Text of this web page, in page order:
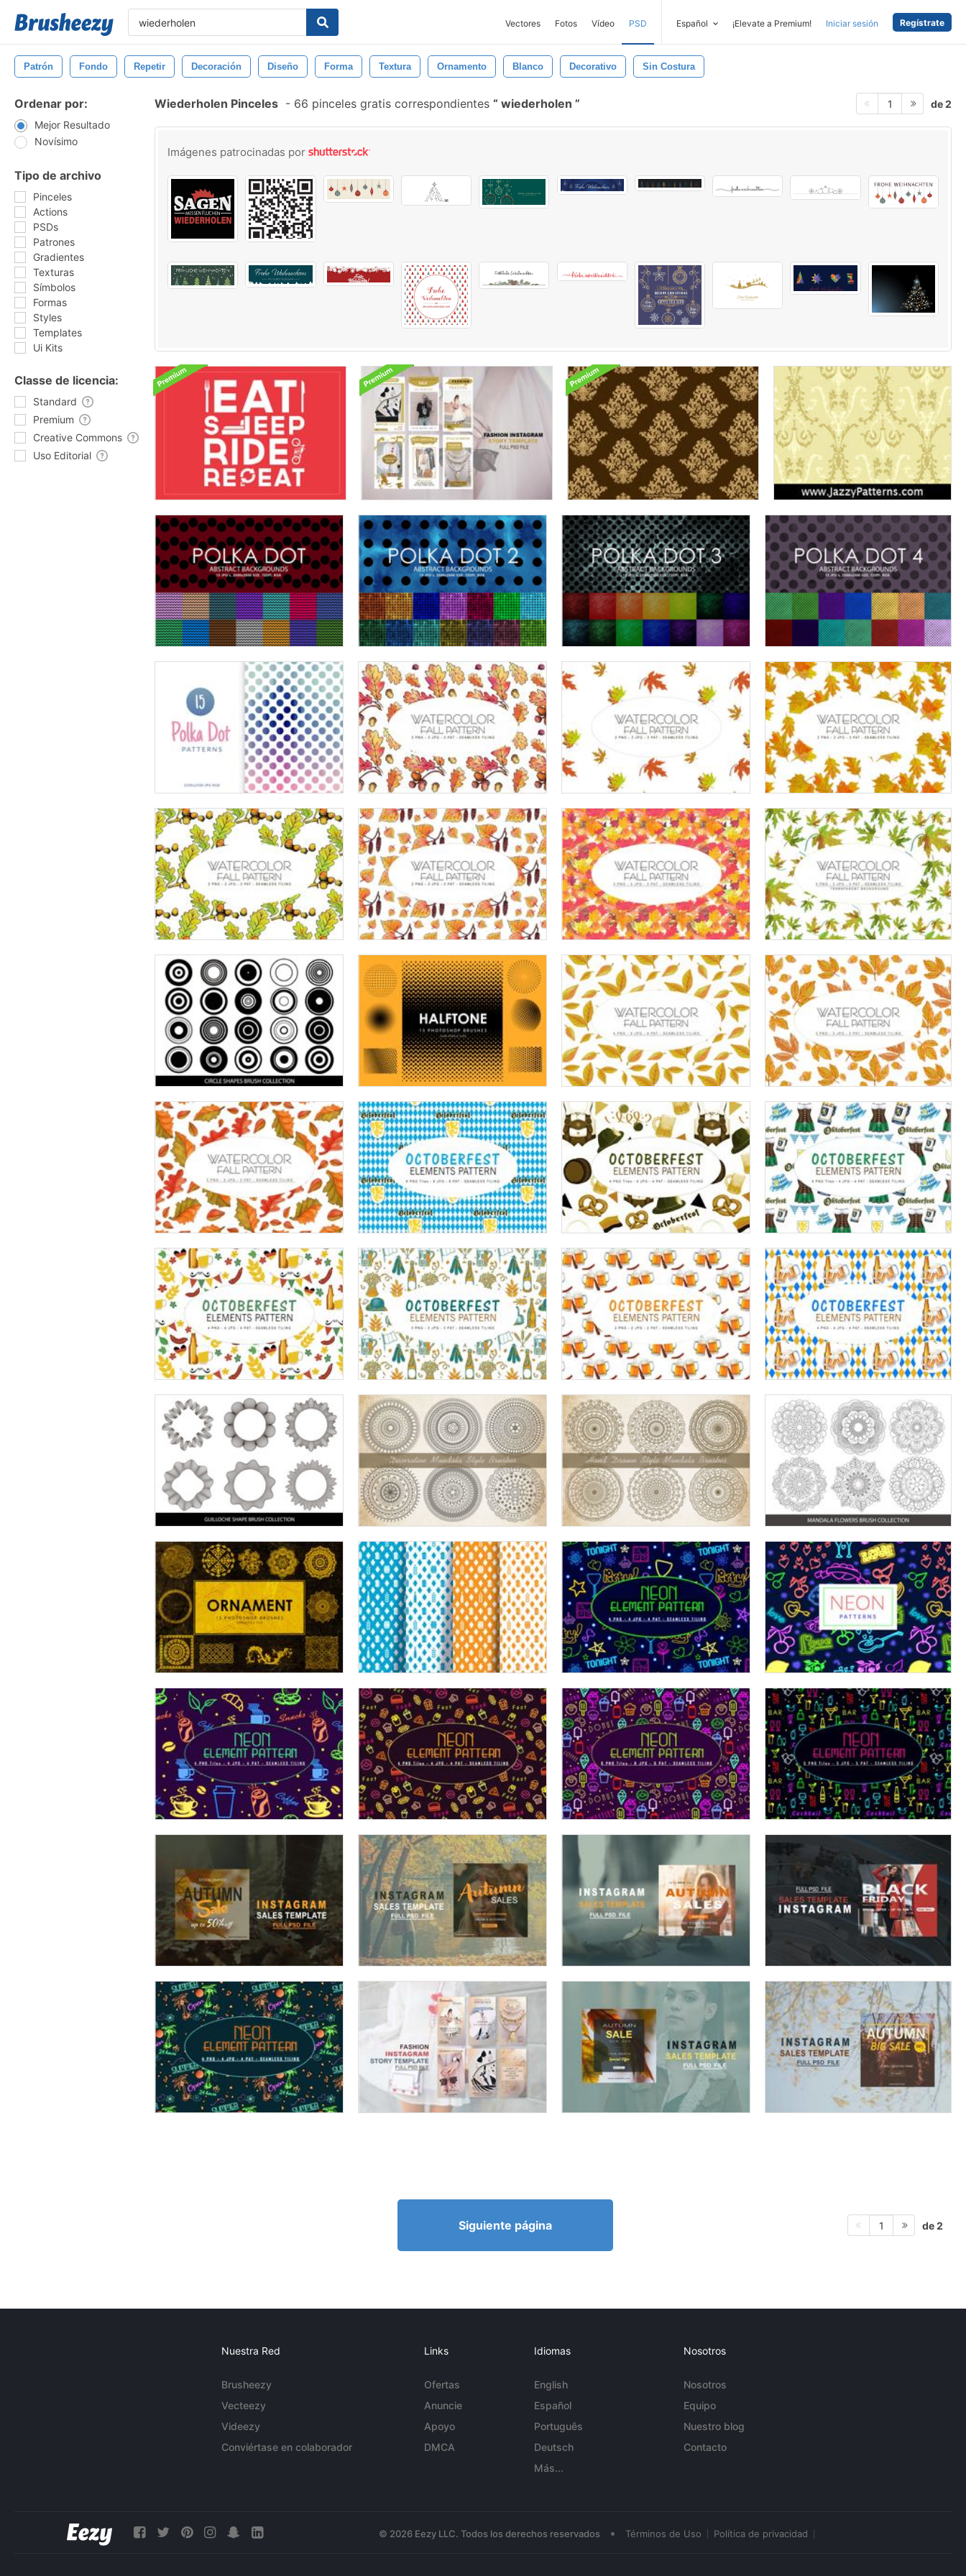
Vectores Fotos Vídeo PSD Español ¡Elevate a Premium! Iniciar sesión Regístrate
Patrón Fondo Repetir Decoración Diseño Forma Textura Ornamento Blanco Decorativo Sin Costura
Ordenar por:
Mejor Resultado
Novísimo
Tipo de archivo
Pinceles
Actions
PSDs
Patrones
Gradientes
Texturas
Símbolos
Formas
Styles
Templates
Ui Kits
Classe de licencia:
Standard
Premium
Creative Commons
Uso Editorial
Wiederholen Pinceles - 66 pinceles gratis correspondientes wiederholen 1 de 2
Imágenes patrocinadas por
Siguiente página 1 de 2
Nuestra Red
Brusheezy
Vecteezy
Videezy
Conviértase en colaborador
Links
Ofertas
Anuncie
Apoyo
DMCA
Idiomas
English
Español
Português
Deutsch
Más...
Nosotros
Nosotros
Equipo
Nuestro blog
Contacto
© 2026 Eezy LLC. Todos los derechos reservados • Términos de Uso Política de privacidad